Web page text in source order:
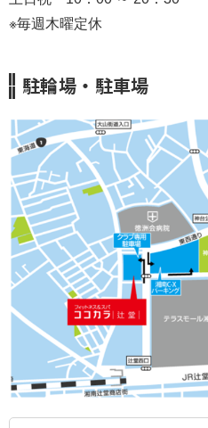
webから
オンライ
プログ
スケジ
祝日スケ
代行情報
※毎週木曜定休
駐輪場・駐車場